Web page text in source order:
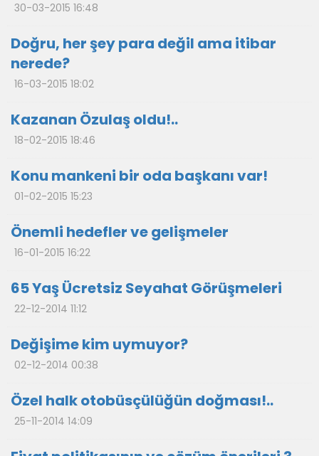
30-03-2015 16:48
Doğru, her şey para değil ama itibar
nerede?
16-03-2015 18:02
Kazanan Özulaş oldu!..
18-02-2015 18:46
Konu mankeni bir oda başkanı var!
01-02-2015 15:23
Önemli hedefler ve gelişmeler
16-01-2015 16:22
65 Yaş Ücretsiz Seyahat Görüşmeleri
22-12-2014 11:12
Değişime kim uymuyor?
02-12-2014 00:38
Özel halk otobüsçülüğün doğması!..
25-11-2014 14:09